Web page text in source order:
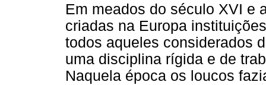
Em meados do século XVI e
criadas na Europa
todos aqueles considerados
uma disciplina rígida e de
Naquela época os loucos